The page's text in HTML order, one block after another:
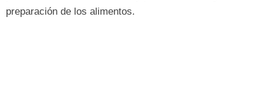
preparación de los alimentos.